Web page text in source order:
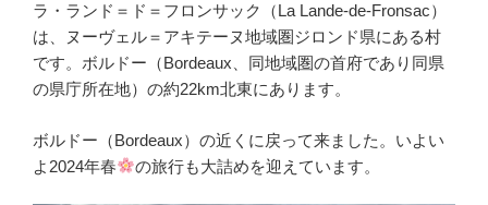
ラ・ランド＝ド＝フロンサック（La Lande-de-Fronsac）
は、ヌーヴェル＝アキテーヌ地域圏ジロンド県にある村
です。ボルドー（Bordeaux、同地域圏の首府であり同県
の県庁所在地）の約22km北東にあります。
ボルドー（Bordeaux）の近くに戻って来ました。いよい
よ2024年春
の旅行も大詰めを迎えています。